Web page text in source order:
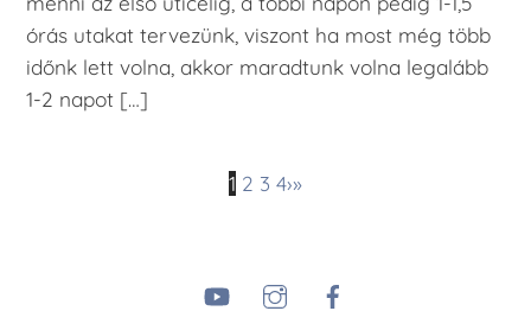
órás utakat tervezünk, viszont ha most még több
időnk lett volna, akkor maradtunk volna legalább
1-2 napot […]
1 2 3 4›»
YouTube Instagram